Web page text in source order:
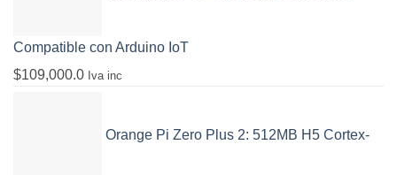
Compatible con Arduino IoT
$109,000.0 Iva inc
Orange Pi Zero Plus 2: 512MB H5 Cortex-